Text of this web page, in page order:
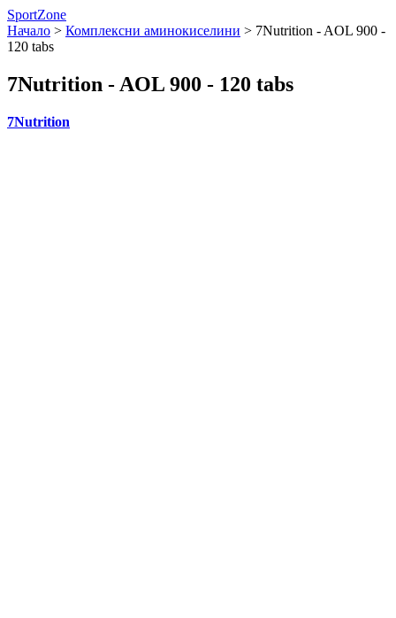
SportZone
Начало > Комплексни аминокиселини > 7Nutrition - AOL 900 -
120 tabs
7Nutrition - AOL 900 - 120 tabs
7Nutrition